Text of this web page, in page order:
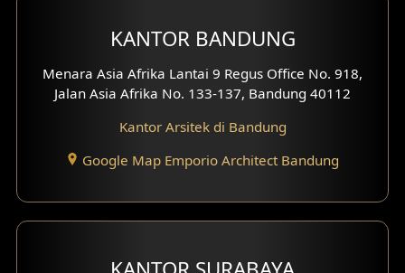
Desain Interior Perumahan
KANTOR BANDUNG
Menara Asia Afrika Lantai 9 Regus Office No. 918,
Jalan Asia Afrika No. 133-137, Bandung 40112
Kantor Arsitek di Bandung
Google Map Emporio Architect Bandung